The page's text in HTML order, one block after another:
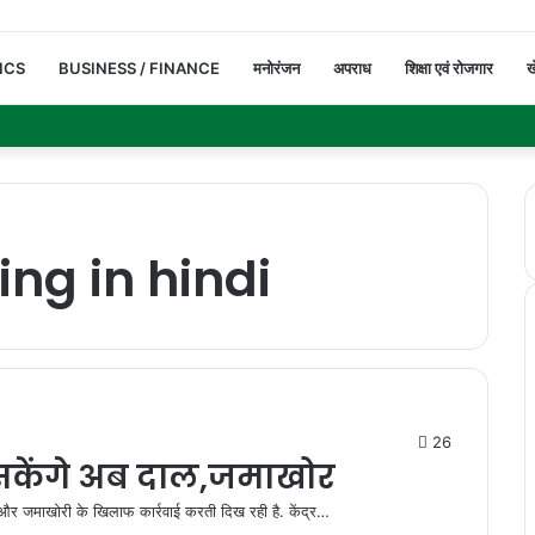
BUSINESS / FINANCE मनोरंजन अपराध शिक्षा एवं रोजगार
in hindi
26
अब दाल,जमाखोर
के खिलाफ कार्रवाई करती दिख रही है. केंद्र…